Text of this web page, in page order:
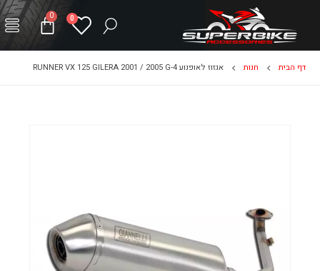
0
0
דף הבית חנות אגזוז לאופנוע RUNNER VX 125 GILERA 2001 / 2005 G-4